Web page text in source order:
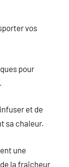
vos
pour
et de
sa chaleur.
une
la fraîcheur